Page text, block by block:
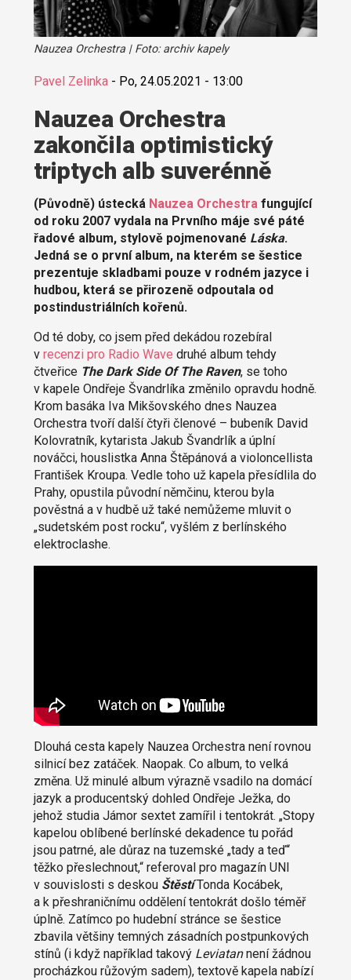
Nauzea Orchestra | Foto: archiv kapely
Pavel Zelinka- Po, 24.05.2021 - 13:00
Nauzea Orchestra
zakončila optimistický
triptych alb suverénně
(Původně) ústecká Nauzea Orchestrafungující
od roku 2007 vydala na Prvního máje své páté
řadové album, stylově pojmenované Láska.
Jedná se o první album, na kterém se šestice
prezentuje skladbami pouze v rodném jazyce i
hudbou, která se přirozeně odpoutala od
postindustriálních kořenů.
Od té doby, co jsem před dekádou rozebíral
v recenzi pro Radio Wave druhé album tehdy
čtveřice The Dark Side Of The Raven, se toho
v kapele Ondřeje Švandrlíka změnilo opravdu hodně.
Krom basáka Iva Mikšovského dnes Nauzea
Orchestra tvoří další čtyři členové – bubeník David
Kolovratník, kytarista Jakub Švandrlík a úplní
nováčci, houslistka Anna Štěpánová a violoncellista
František Kroupa. Vedle toho už kapela přesídlila do
Prahy, opustila původní němčinu, kterou byla
pověstná a v hudbě už také nemůžeme mluvit o
„sudetském post rocku“, vyšlém z berlínského
elektroclashe.
Dlouhá cesta kapely Nauzea Orchestra není rovnou
silnicí bez zatáček. Naopak. Co album, to velká
změna. Už minulé album výrazně vsadilo na domácí
jazyk a producentský dohled Ondřeje Ježka, do
jehož studia Jámor sextet zamířil i tentokrát. „Stopy
kapelou oblíbené berlínské dekadence tu pořád
jsou patrné, ale důraz na tuzemské „tady a teď“
těžko přeslechnout,“ referoval pro magazín UNI
v souvislosti s deskou ŠtěstíTonda Kocábek,
a k přeshraničnímu oddělení tentokrát došlo téměř
úplně. Zatímco po hudební stránce se šestice
zbavila většiny temných zásadních postpunkových
stínů (i když například takový Leviatannení žádnou
procházkou růžovým sadem), textově kapela nabízí